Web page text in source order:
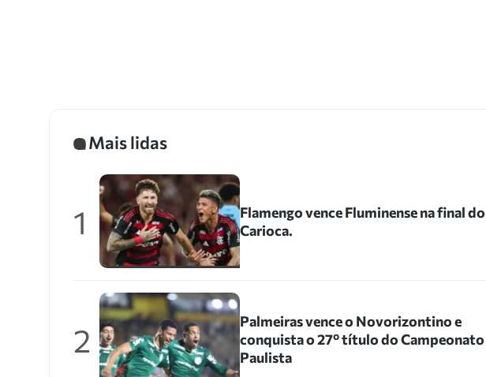
Mais lidas
1
Flamengo vence Fluminense na final do
Carioca.
2
Palmeiras vence o Novorizontino e
conquista o 27º título do Campeonato
Paulista